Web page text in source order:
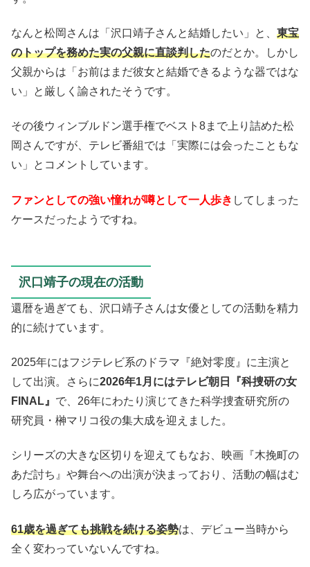
なんと松岡さんは「沢口靖子さんと結婚したい」と、 東宝
のトップを務めた実の父親に直談判したのだとか。しかし
父親からは「お前はまだ彼女と結婚できるような器ではな
い」と厳しく諭されたそうです。
その後ウィンブルドン選手権でベスト8まで上り詰めた松
岡さんですが、テレビ番組では「実際には会ったこともな
い」とコメントしています。
ファンとしての強い憧れが噂として一人歩き してしまった
ケースだったようですね。
沢口靖子の現在の活動
還暦を過ぎても、沢口靖子さんは女優としての活動を精力
的に続けています。
2025年にはフジテレビ系のドラマ『絶対零度』に主演と
して出演。さらに2026年1月にはテレビ朝日『科捜研の女
FINAL』 で、26年にわたり演じてきた科学捜査研究所の
研究員・榊マリコ役の集大成を迎えました。
シリーズの大きな区切りを迎えてもなお、映画『木挽町の
あだ討ち』や舞台への出演が決まっており、活動の幅はむ
しろ広がっています。
61歳を過ぎても挑戦を続ける姿勢は、デビュー当時から
全く変わっていないんですね。